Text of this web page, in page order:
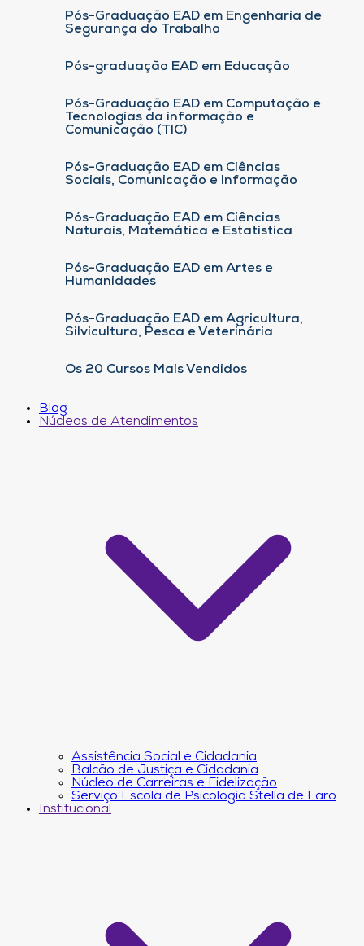
Pós-Graduação EAD em Engenharia de
Segurança do Trabalho
Pós-graduação EAD em Educação
Pós-Graduação EAD em Computação e
Tecnologias da informação e
Comunicação (TIC)
Pós-Graduação EAD em Ciências
Sociais, Comunicação e Informação
Pós-Graduação EAD em Ciências
Naturais, Matemática e Estatística
Pós-Graduação EAD em Artes e
Humanidades
Pós-Graduação EAD em Agricultura,
Silvicultura, Pesca e Veterinária
Os 20 Cursos Mais Vendidos
Blog
Núcleos de Atendimentos
Assistência Social e Cidadania
Balcão de Justiça e Cidadania
Núcleo de Carreiras e Fidelização
Serviço Escola de Psicologia Stella de Faro
Institucional